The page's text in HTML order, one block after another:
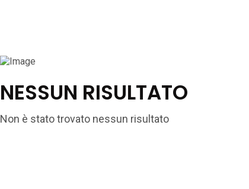
NESSUN RISULTATO
Non è stato trovato nessun risultato